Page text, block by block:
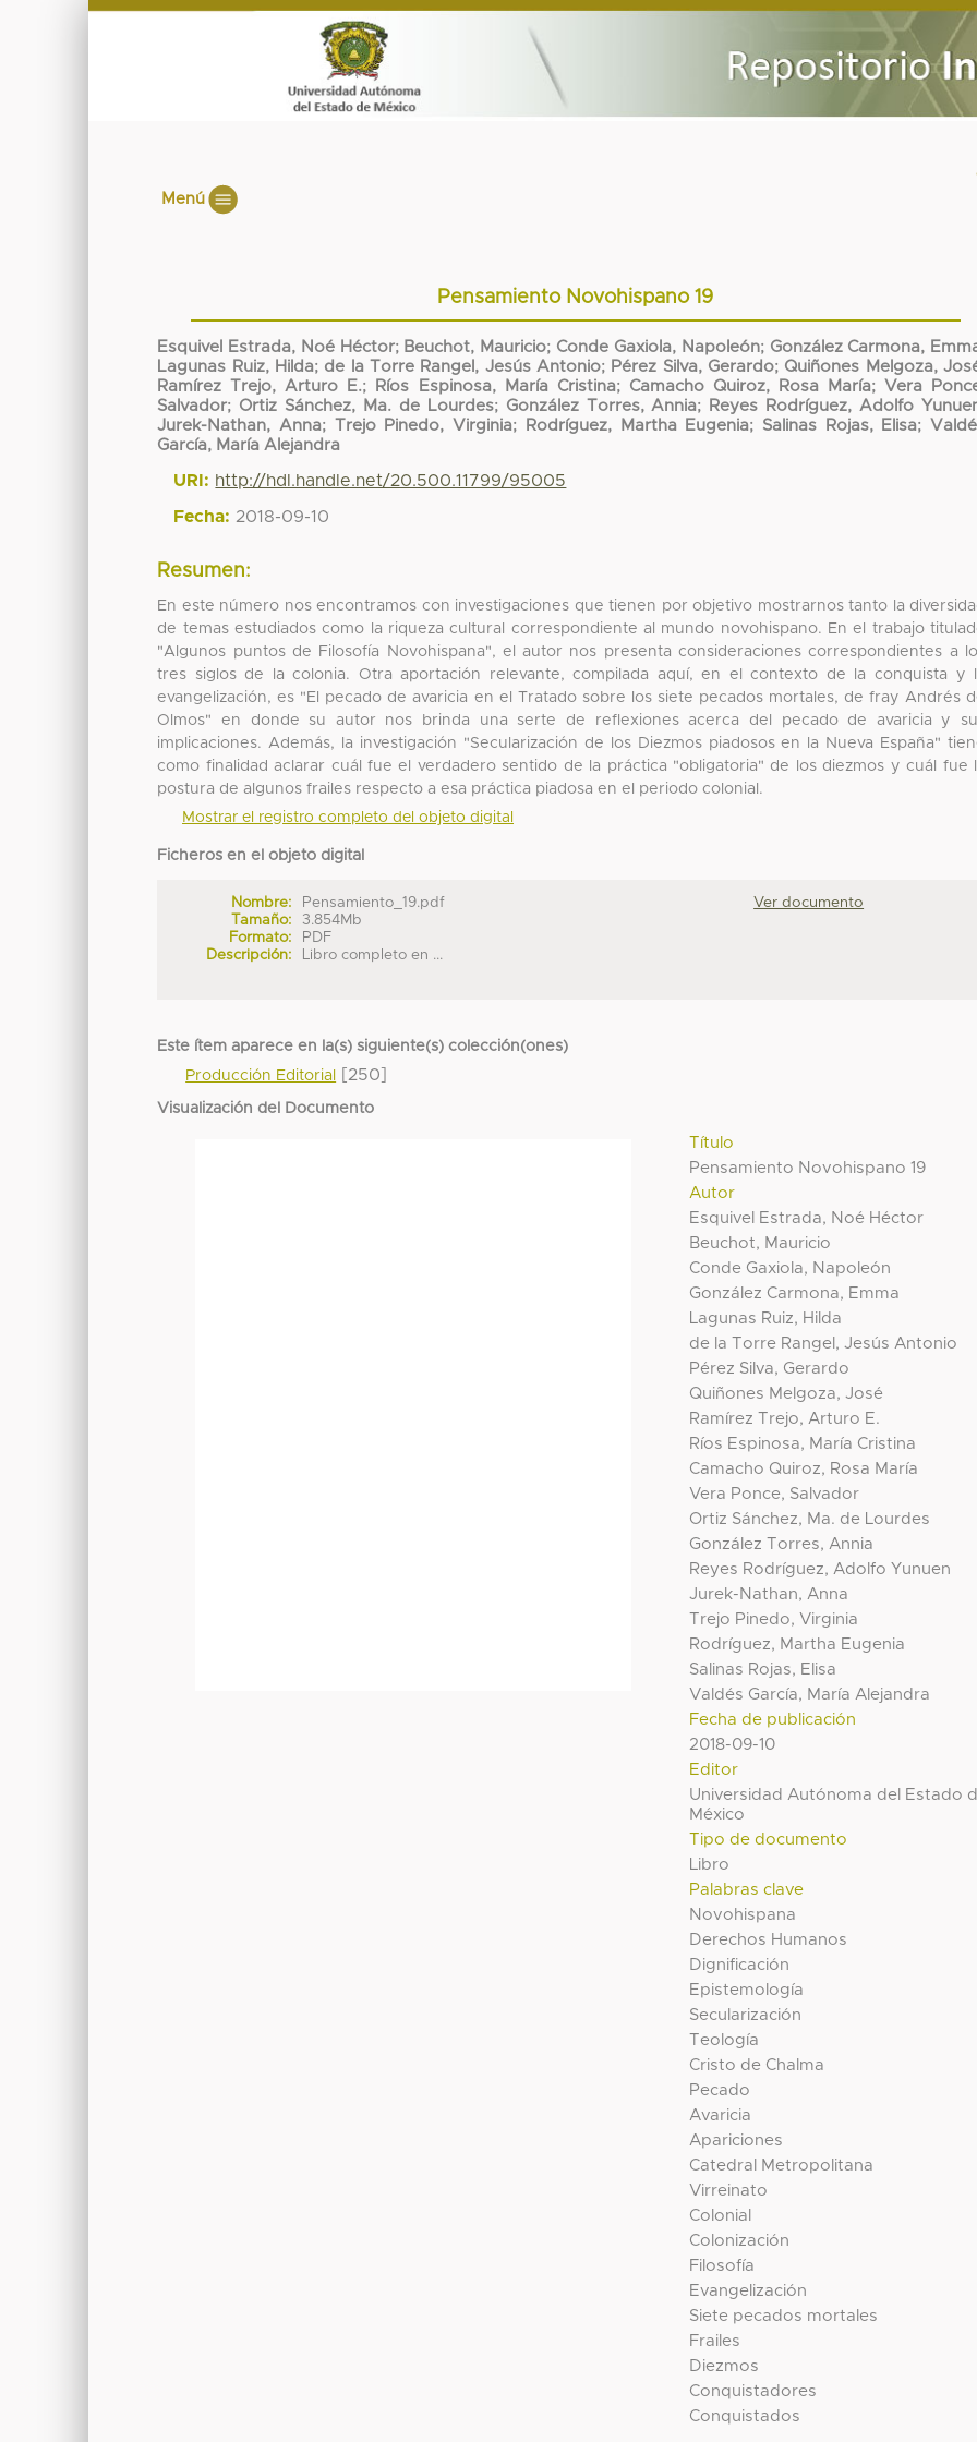
Menú
Pensamiento Novohispano 19
Esquivel Estrada, Noé Héctor; Beuchot, Mauricio; Conde Gaxiola, Napoleón; González Carmona,
Lagunas Ruiz, Hilda; de la Torre Rangel, Jesús Antonio; Pérez Silva, Gerardo; Quiñones Melgoza,
Ramírez Trejo, Arturo E.; Ríos Espinosa, María Cristina; Camacho Quiroz, Rosa María; Vera
Salvador; Ortiz Sánchez, Ma. de Lourdes; González Torres, Annia;
Reyes Rodríguez, Adolfo
Jurek-Nathan, Anna; Trejo Pinedo, Virginia; Rodríguez, Martha Eugenia; Salinas Rojas, Elisa;
García, María Alejandra
URI: http://hdl.handle.net/20.500.11799/95005
Fecha: 2018-09-10
Resumen:
En este número nos encontramos con investigaciones que tienen por objetivo mostrarnos tanto la
de temas estudiados como la riqueza cultural correspondiente al mundo novohispano. En el trabajo
"Algunos puntos de Filosofía Novohispana", el autor nos presenta consideraciones correspondientes a
tres siglos de la colonia. Otra aportación relevante, compilada aquí, en el contexto de la conquista y
evangelización, es "El pecado de avaricia en el Tratado sobre los siete pecados mortales, de fray Andrés
Olmos" en donde su autor nos brinda una serte de reflexiones acerca del pecado de avaricia y
implicaciones. Además, la investigación "Secularización de los Diezmos piadosos en la Nueva España"
como finalidad aclarar cuál fue el verdadero sentido de la práctica "obligatoria" de los diezmos y cuál fue
postura de algunos frailes respecto a esa práctica piadosa en el periodo colonial.
Mostrar el registro completo del objeto digital
Ficheros en el objeto digital
Nombre:
Pensamiento_19.pdf
Tamaño:
3.854Mb
Formato:
PDF
Descripción:
Libro completo en ...
Ver documento
Este ítem aparece en la(s) siguiente(s) colección(ones)
Producción Editorial
[250]
Visualización del Documento
Título
Pensamiento Novohispano 19
Autor
Esquivel Estrada, Noé Héctor
Beuchot, Mauricio
Conde Gaxiola, Napoleón
González Carmona, Emma
Lagunas Ruiz, Hilda
de la Torre Rangel, Jesús Antonio
Pérez Silva, Gerardo
Quiñones Melgoza, José
Ramírez Trejo, Arturo E.
Ríos Espinosa, María Cristina
Camacho Quiroz, Rosa María
Vera Ponce, Salvador
Ortiz Sánchez, Ma. de Lourdes
González Torres, Annia
Reyes Rodríguez, Adolfo Yunuen
Jurek-Nathan, Anna
Trejo Pinedo, Virginia
Rodríguez, Martha Eugenia
Salinas Rojas, Elisa
Valdés García, María Alejandra
Fecha de publicación
2018-09-10
Editor
Universidad Autónoma del Estado
México
Tipo de documento
Libro
Palabras clave
Novohispana
Derechos Humanos
Dignificación
Epistemología
Secularización
Teología
Cristo de Chalma
Pecado
Avaricia
Apariciones
Catedral Metropolitana
Virreinato
Colonial
Colonización
Filosofía
Evangelización
Siete pecados mortales
Frailes
Diezmos
Conquistadores
Conquistados